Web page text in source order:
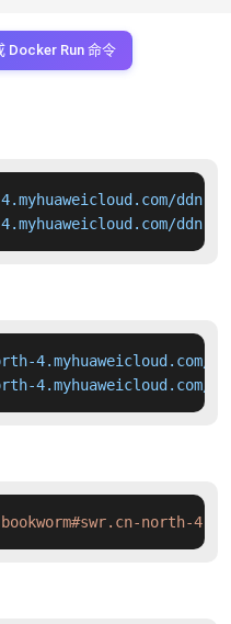
Docker Run 命令
ddn-
ddn-
4.myhuaweicloud.com/
4.myhuaweicloud.com/
north-